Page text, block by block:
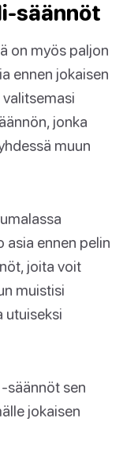
säännöt
on myös paljon
ennen jokaisen
jonka
muun
asia ennen pelin
joita voit
muistisi
utuiseksi
säännöt sen
jokaisen